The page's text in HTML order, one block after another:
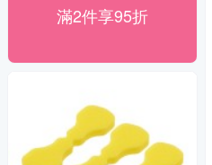
滿2件享95折